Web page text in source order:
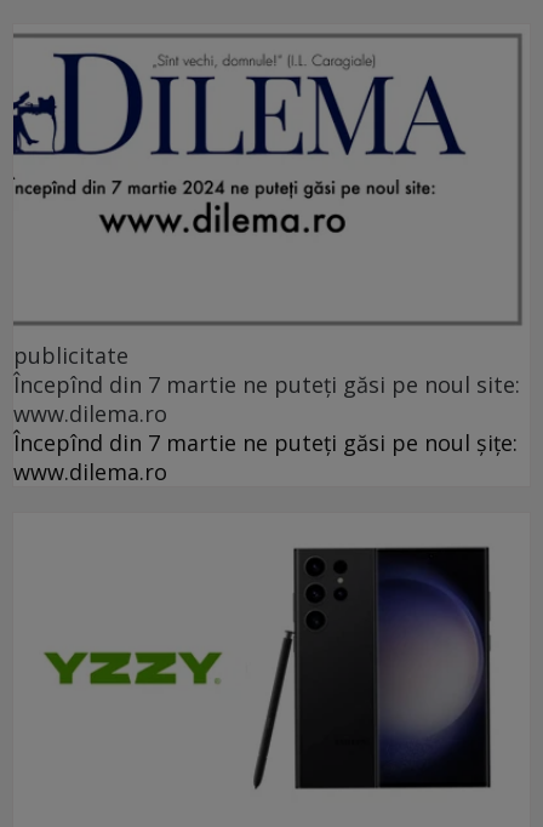
publicitate
Începînd din 7 martie ne puteți găsi pe noul site:
www.dilema.ro
Începînd din 7 martie ne puteți găsi pe noul șițe:
www.dilema.ro